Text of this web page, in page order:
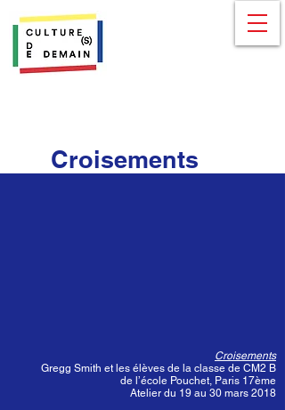
Croisements
Croisements
Gregg Smith et les élèves de la classe de CM2 B
de l’école Pouchet, Paris 17ème
Atelier du 19 au 30 mars 2018